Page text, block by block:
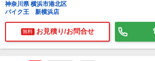
神奈川県 横浜市港北区
バイク王 新横浜店
無料 お見積り/お問合せ